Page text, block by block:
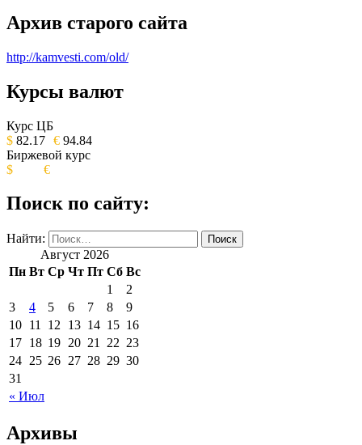
Архив старого сайта
http://kamvesti.com/old/
ОБЩЕСТВЕННО-ПОЛИТИЧЕСКОЕ
ИЗДАНИЕ КАМЧАТСКОГО КРАЯ.
Курсы валют
Курс ЦБ
$ 82.17 € 94.84
Биржевой курс
$
€
Поиск по сайту:
Найти:
Август 2026
Пн Вт Ср Чт Пт Сб Вс
« Июл
1
2
3
4 5 6 7 8
9
10 11 12 13 14 15 16
17 18 19 20 21 22 23
24 25 26 27 28 29 30
31
Архивы